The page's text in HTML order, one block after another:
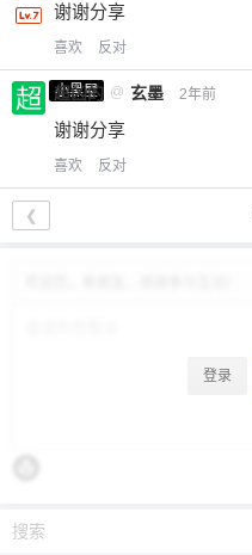
谢谢分享
喜欢 反对
小黑屋
超凶的 @ 玄墨 2年前
谢谢分享
喜欢 反对
❮
登录